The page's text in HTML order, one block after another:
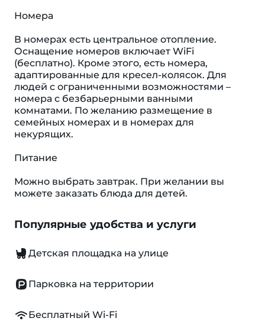
Номера
В номерах есть центральное отопление.
Оснащение номеров включает WiFi
(бесплатно). Кроме этого, есть номера,
адаптированные для кресел-колясок. Для
людей с ограниченными возможностями –
номера с безбарьерными ванными
комнатами. По желанию размещение в
семейных номерах и в номерах для
некурящих.
Питание
Можно выбрать завтрак. При желании вы
можете заказать блюда для детей.
Популярные удобства и услуги
Детская площадка на улице
Парковка на территории
Бесплатный Wi-Fi